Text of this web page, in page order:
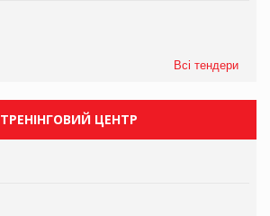
Всі тендери
ТРЕНІНГОВИЙ ЦЕНТР